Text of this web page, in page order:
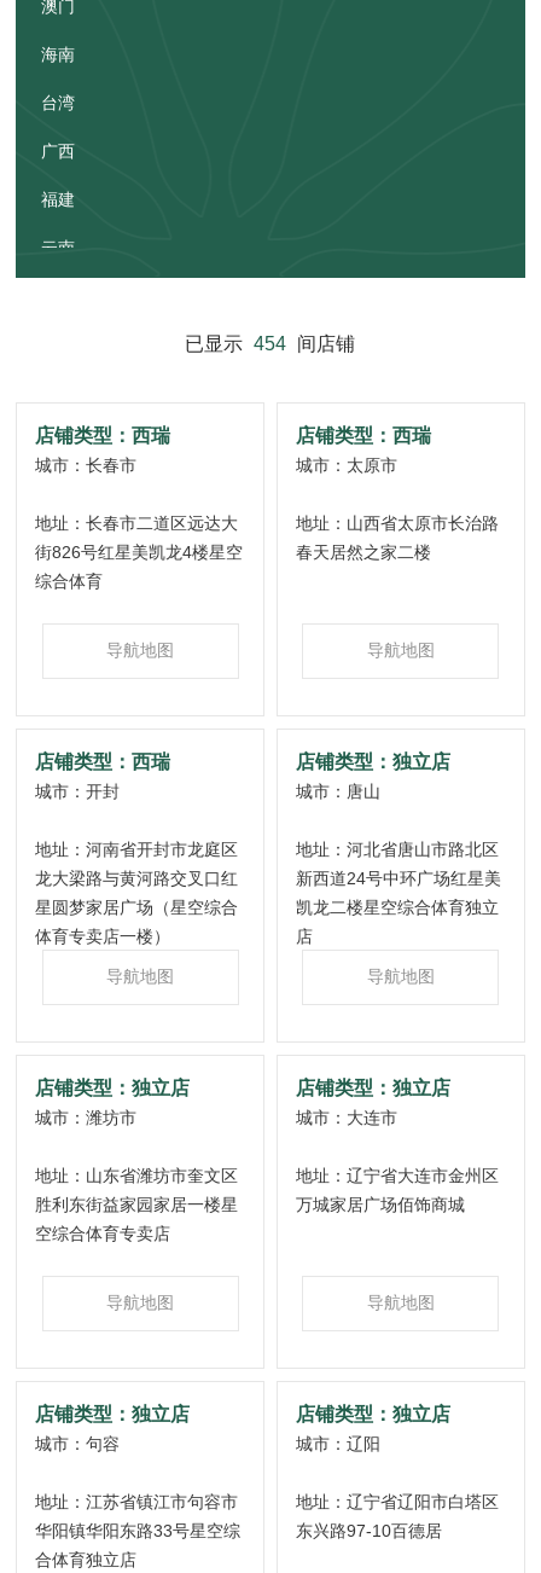
澳门
海南
台湾
广西
福建
云南
浙江
江苏
安徽
重庆
四川
青海
宁夏
陕西
山东
北京
天津
内蒙古
新疆
西藏
已显示 454 间店铺
店铺类型：西瑞
城市：长春市
地址：长春市二道区远达大
街826号红星美凯龙4楼星空
综合体育
导航地图
店铺类型：西瑞
城市：太原市
地址：山西省太原市长治路
春天居然之家二楼
导航地图
店铺类型：西瑞
城市：开封
地址：河南省开封市龙庭区
龙大梁路与黄河路交叉口红
星圆梦家居广场（星空综合
体育专卖店一楼）
导航地图
店铺类型：独立店
城市：唐山
地址：河北省唐山市路北区
新西道24号中环广场红星美
凯龙二楼星空综合体育独立
店
导航地图
店铺类型：独立店
城市：潍坊市
地址：山东省潍坊市奎文区
胜利东街益家园家居一楼星
空综合体育专卖店
导航地图
店铺类型：独立店
城市：大连市
地址：辽宁省大连市金州区
万城家居广场佰饰商城
导航地图
店铺类型：独立店
城市：句容
地址：江苏省镇江市句容市
华阳镇华阳东路33号星空综
合体育独立店
店铺类型：独立店
城市：辽阳
地址：辽宁省辽阳市白塔区
东兴路97-10百德居